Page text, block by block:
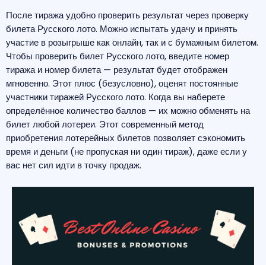
После тиража удобно проверить результат через проверку
билета Русского лото. Можно испытать удачу и принять
участие в розыгрыше как онлайн, так и с бумажным билетом.
Чтобы проверить билет Русского лото, введите номер
тиража и номер билета — результат будет отображен
мгновенно. Этот плюс (безусловно), оценят постоянные
участники тиражей Русского лото. Когда вы наберете
определённое количество баллов — их можно обменять на
билет любой лотереи. Этот современный метод
приобретения лотерейных билетов позволяет сэкономить
время и деньги (не пропуская ни один тираж), даже если у
вас нет сил идти в точку продаж.